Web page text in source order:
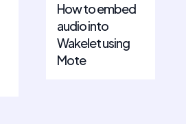
How to embed
audio into
Wakelet using
Mote